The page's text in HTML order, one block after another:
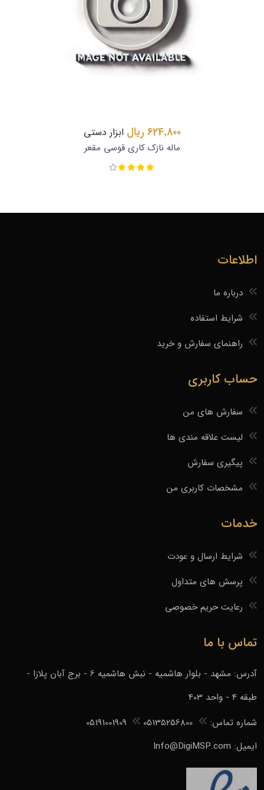
624٬800 ریال ابزار دستی
ماله نازک کاری قوسی مقعر
اطلاعات
درباره ما
شرایط استفاده
راهنمای سفارش و خرید
حساب کاربری
سفارش های من
لیست علاقه مندی ها
پیگیری سفارش
مشخصات کاربری من
خدمات
شرایط ارسال و عودت
پرسش های متداول
رعایت حریم خصوصی
تماس با ما
آدرس: مشهد - بلوار هاشمیه - نبش هاشمیه 6 - برج آبان پلازا -
طبقه 4 - واحد 403
شماره تماس:
05135256800
05191001909
ایمیل: Info@DigiMSP.com